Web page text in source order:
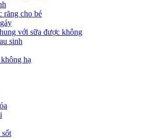
răng cho bé
với sữa được không
sinh
hạ
sốt